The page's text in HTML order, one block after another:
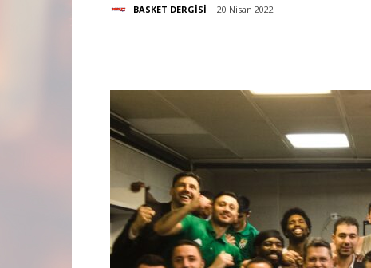
BASKET DERGİSİ 20 Nisan 2022